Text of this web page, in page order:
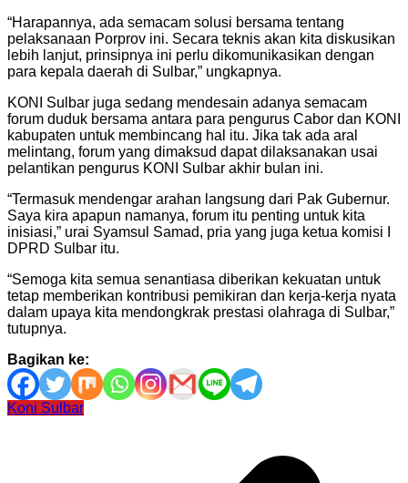
“Harapannya, ada semacam solusi bersama tentang
pelaksanaan Porprov ini. Secara teknis akan kita diskusikan
lebih lanjut, prinsipnya ini perlu dikomunikasikan dengan
para kepala daerah di Sulbar,” ungkapnya.
KONI Sulbar juga sedang mendesain adanya semacam
forum duduk bersama antara para pengurus Cabor dan KONI
kabupaten untuk membincang hal itu. Jika tak ada aral
melintang, forum yang dimaksud dapat dilaksanakan usai
pelantikan pengurus KONI Sulbar akhir bulan ini.
“Termasuk mendengar arahan langsung dari Pak Gubernur.
Saya kira apapun namanya, forum itu penting untuk kita
inisiasi,” urai Syamsul Samad, pria yang juga ketua komisi I
DPRD Sulbar itu.
“Semoga kita semua senantiasa diberikan kekuatan untuk
tetap memberikan kontribusi pemikiran dan kerja-kerja nyata
dalam upaya kita mendongkrak prestasi olahraga di Sulbar,”
tutupnya.
Bagikan ke:
Koni Sulbar